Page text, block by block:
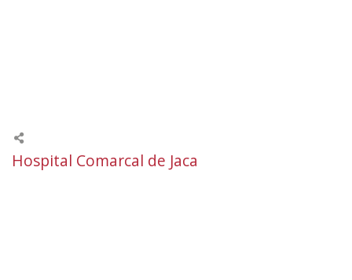
Hospital Comarcal de Jaca